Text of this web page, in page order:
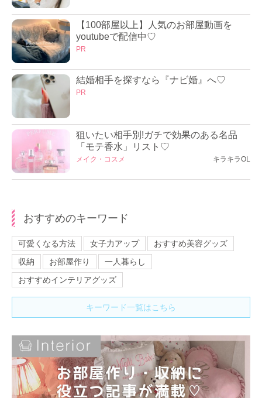
【100部屋以上】人気のお部屋動画を
youtubeで配信中♡
PR
結婚相手を探すなら『ナビ婚』へ♡
PR
狙いたい相手別!ガチで効果のある名品
「モテ香水」リスト♡
メイク・コスメ キラキラOL
おすすめのキーワード
可愛くなる方法 女子力アップ
おすすめ美容グッズ
収納
お部屋作り
一人暮らし
おすすめインテリアグッズ
キーワード一覧はこちら